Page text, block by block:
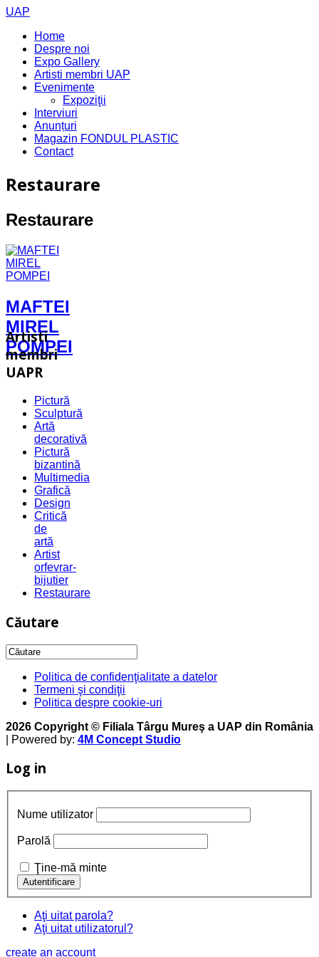
UAP
Home
Despre noi
Expo Gallery
Artisti membri UAP
Evenimente
Expoziţii
Interviuri
Anunțuri
Magazin FONDUL PLASTIC
Contact
Restaurare
Restaurare
MAFTEI
MIREL
POMPEI
Artisti
membri
UAPR
Pictură
Sculptură
Artă
decorativă
Pictură
bizantină
Multimedia
Grafică
Design
Critică
de
artă
Artist
orfevrar-
bijutier
Restaurare
Căutare
Politica de confidenţialitate a datelor
Termeni şi condiţii
Politica despre cookie-uri
2026 Copyright © Filiala Târgu Mureş a UAP din România
| Powered by: 4M Concept Studio
Log in
Nume utilizator
Parolă
Ţine-mă minte
Aţi uitat parola?
Aţi uitat utilizatorul?
create an account